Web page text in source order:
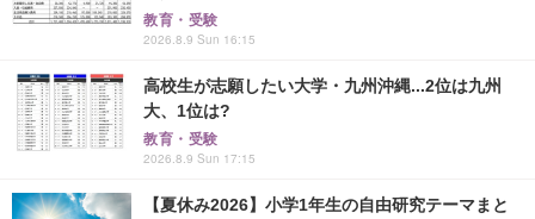
教育・受験
2026.8.9 Sun 16:15
高校生が志願したい大学・九州沖縄...2位は九州
大、1位は?
教育・受験
2026.8.9 Sun 17:15
【夏休み2026】小学1年生の自由研究テーマまと